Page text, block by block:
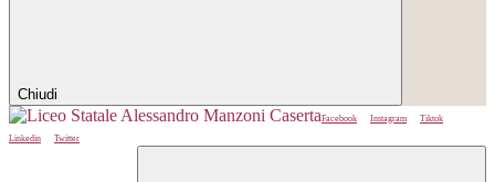
Chiudi
Facebook Instagram
Tiktok
Linkedin
Twitter